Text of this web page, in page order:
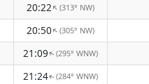
20:22↑(313° NW)
20:50↑(305° NW)
21:09↑(295° WNW)
21:24↑(284° WNW)